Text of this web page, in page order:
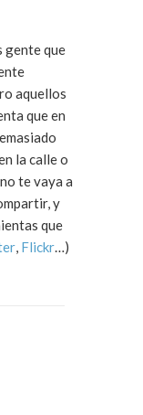
gente que
aquellos
que en
la calle o
te vaya a
y
que
, Flickr…)